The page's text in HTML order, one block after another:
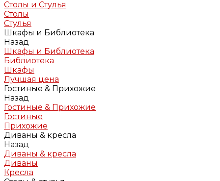
Столы и Стулья
Столы
Стулья
Шкафы и Библиотека
Назад
Шкафы и Библиотека
Библиотека
Шкафы
Лучшая цена
Гостиные & Прихожие
Назад
Гостиные & Прихожие
Гостиные
Прихожие
Диваны & кресла
Назад
Диваны & кресла
Диваны
Кресла